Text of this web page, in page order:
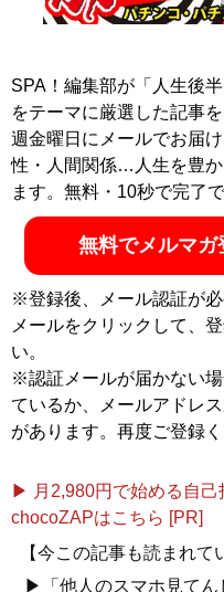
記事一覧へ
SPA！編集部が「人生後
をテーマに厳選した記事
週金曜日にメールでお届
性・人間関係…人生を豊か
ます。無料・10秒で完了で
無料でメルマ
※登録後、メール認証が
メールをクリックして、
い。
※認証メールが届かない
ているか、メールアドレ
があります。再度ご登録く
▶ 月2,980円で始める自己
chocoZAPはこちら [PR]
【今この記事も読まれて
▶「他人のスマホ見てん